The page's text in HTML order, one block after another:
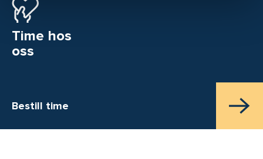
Time hos
oss
Bestill time